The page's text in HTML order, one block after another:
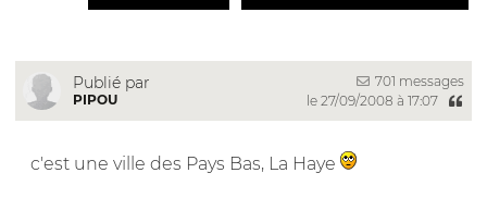
Publié par
PIPOU
701 messages
le 27/09/2008 à 17:07
c'est une ville des Pays Bas, La Haye